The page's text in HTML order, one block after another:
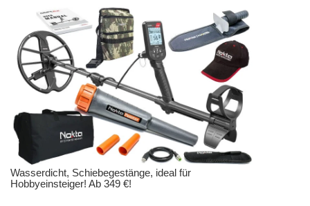
Wasserdicht, Schiebegestänge, ideal für
Hobbyeinsteiger! Ab 349 €!